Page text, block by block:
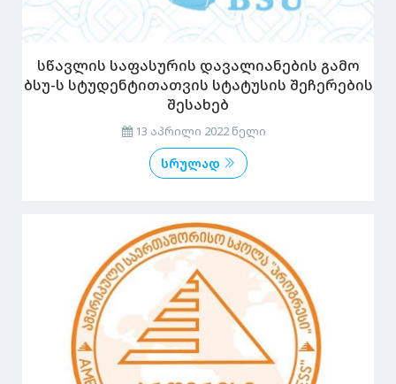
სწავლის საფასურის დავალიანების გამო
ბსუ-ს სტუდენტითათვის სტატუსის შეჩერების
შესახებ
13 აპრილი 2022 წელი
სრულად